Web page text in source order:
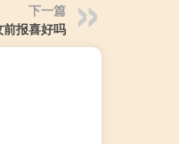
下一篇
报喜好吗